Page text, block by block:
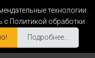
технологии.
с Политикой обработки
Подробнее...